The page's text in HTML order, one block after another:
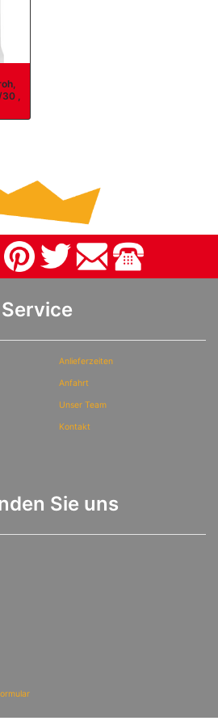
,
Service
Anlieferzeiten
Anfahrt
Unser Team
Kontakt
Sie uns